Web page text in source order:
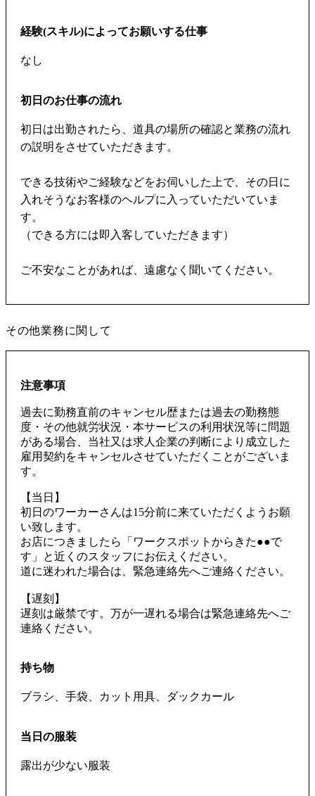
経験(スキル)によってお願いする仕事
なし
初日のお仕事の流れ
初日は出勤されたら、道具の場所の確認と業務の流れ
の説明をさせていただきます。
できる技術やご経験などをお伺いした上で、その日に
入れそうなお客様のヘルプに入っていただいていま
す。
（できる方には即入客していただきます）
ご不安なことがあれば、遠慮なく聞いてください。
その他業務に関して
注意事項
過去に勤務直前のキャンセル歴または過去の勤務態
度・その他就労状況・本サービスの利用状況等に問題
がある場合、当社又は求人企業の判断により成立した
雇用契約をキャンセルさせていただくことがございま
す。
【当日】
初日のワーカーさんは15分前に来ていただくようお願
い致します。
お店につきましたら「ワークスポットからきた●●で
す」と近くのスタッフにお伝えください。
道に迷われた場合は、緊急連絡先へご連絡ください。
【遅刻】
遅刻は厳禁です。万が一遅れる場合は緊急連絡先へご
連絡ください。
持ち物
ブラシ、手袋、カット用具、ダックカール
当日の服装
露出が少ない服装